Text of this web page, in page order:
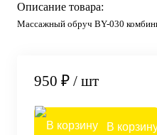
Описание товара:
Массажный обруч BY-030
950 ₽ / шт
В